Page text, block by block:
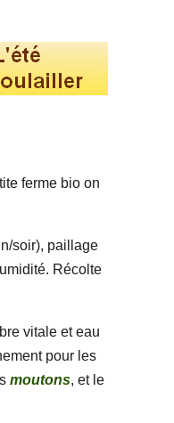
ferme bio on
soir), paillage
Récolte
vitale et eau
pour les
moutons, et le